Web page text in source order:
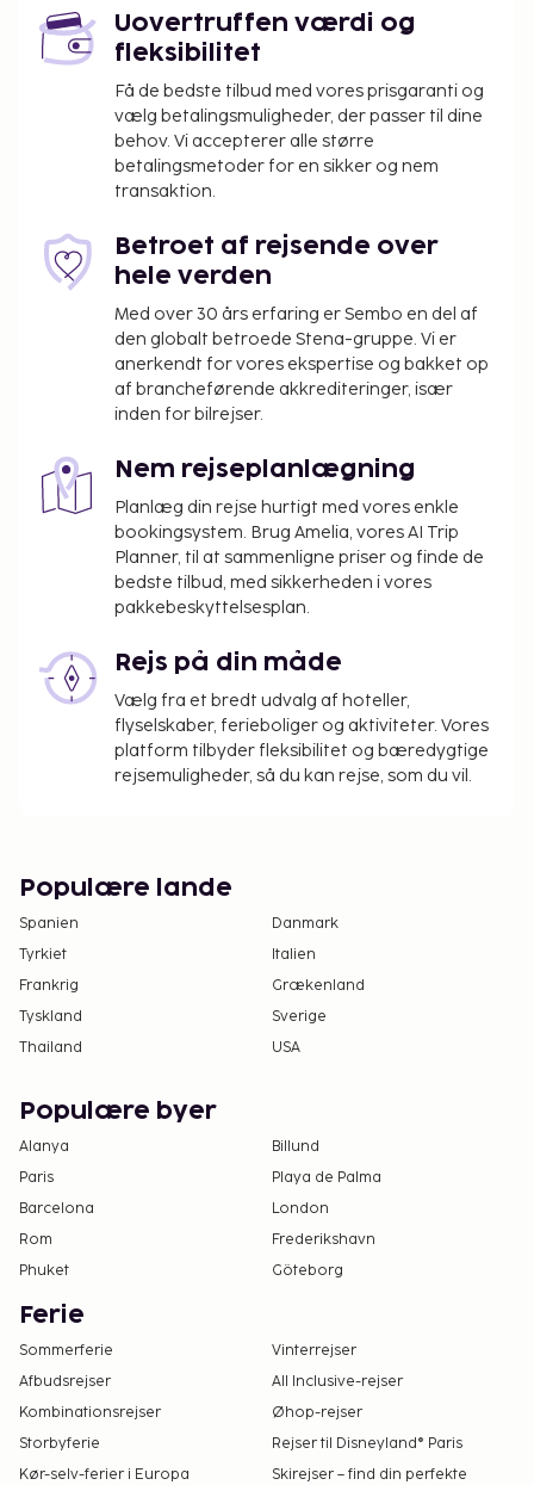
picnicområde og havegrill.
Som følge af nationale reguleringer kan der
ikke overføres mere end 500 EUR i kontanter
på dette overnatningssted. Kontakt
overnatningsstedet via kontaktoplysningerne i
reservationsbekræftelsen for flere oplysninger.
Uovertruffen værdi og
fleksibilitet
Få de bedste tilbud med vores prisgaranti og
vælg betalingsmuligheder, der passer til dine
behov. Vi accepterer alle større
betalingsmetoder for en sikker og nem
transaktion.
Betroet af rejsende over
hele verden
Med over 30 års erfaring er Sembo en del af
den globalt betroede Stena-gruppe. Vi er
anerkendt for vores ekspertise og bakket op
af brancheførende akkrediteringer, især
inden for bilrejser.
Nem rejseplanlægning
Planlæg din rejse hurtigt med vores enkle
bookingsystem. Brug Amelia, vores AI Trip
Planner, til at sammenligne priser og finde de
bedste tilbud, med sikkerheden i vores
pakkebeskyttelsesplan.
Rejs på din måde
Vælg fra et bredt udvalg af hoteller,
flyselskaber, ferieboliger og aktiviteter. Vores
platform tilbyder fleksibilitet og bæredygtige
rejsemuligheder, så du kan rejse, som du vil.
Populære lande
Spanien
Danmark
Tyrkiet
Italien
Frankrig
Grækenland
Tyskland
Sverige
Thailand
USA
Populære byer
Alanya
Billund
Paris
Playa de Palma
Barcelona
London
Rom
Frederikshavn
Phuket
Göteborg
Ferie
Sommerferie
Vinterrejser
Afbudsrejser
All Inclusive-rejser
Kombinationsrejser
Øhop-rejser
Storbyferie
Rejser til Disneyland® Paris
Kør-selv-ferier i Europa
Skirejser – find din perfekte